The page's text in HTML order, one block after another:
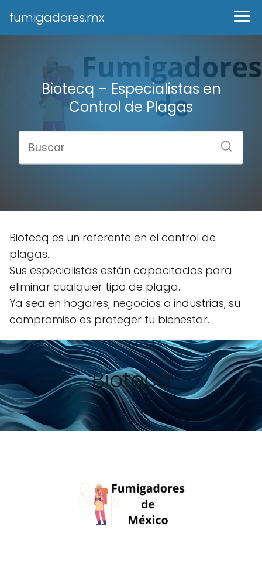
fumigadores.mx
Biotecq – Especialistas en
Control de Plagas
Biotecq es un referente en el control de
plagas.
Sus especialistas están capacitados para
eliminar cualquier tipo de plaga.
Ya sea en hogares, negocios o industrias, su
compromiso es proteger tu bienestar.
Biotecq